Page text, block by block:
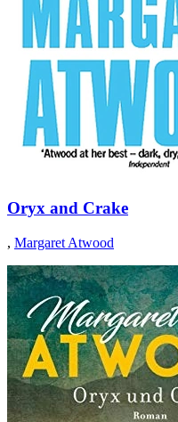
Oryx and Crake
, Margaret Atwood